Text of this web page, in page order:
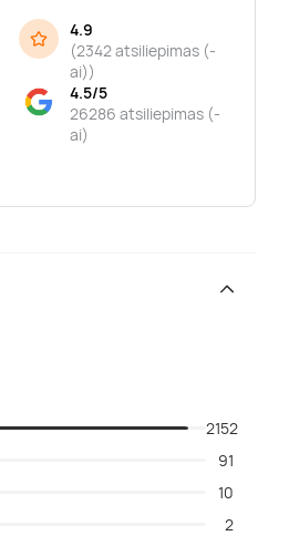
4.9
(2342 atsiliepimas (-
ai))
4.5/5
26286 atsiliepimas (-
ai)
2152
91
10
2